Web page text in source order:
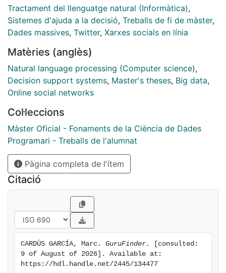
prototype able to handle and process big volumes of
tweets and offer real-time responses to the users.
Tractament del llenguatge natural (Informàtica),
Sistemes d'ajuda a la decisió, Treballs de fi de màster,
Dades massives, Twitter, Xarxes socials en línia
Matèries (anglès)
Natural language processing (Computer science),
Decision support systems, Master's theses, Big data,
Online social networks
Col·leccions
Màster Oficial - Fonaments de la Ciència de Dades
Programari - Treballs de l'alumnat
Pàgina completa de l'ítem
Citació
CARDÚS GARCÍA, Marc. GuruFinder.
[consulted:
9 of August of 2026]. Available at:
https://hdl.handle.net/2445/134477